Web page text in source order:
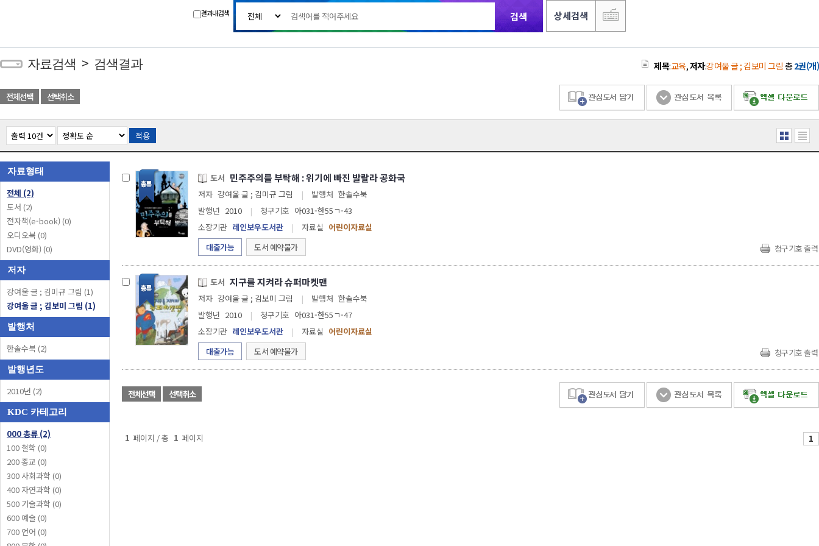
결과내 검색 상세검색
자료검색 > 검색결과
전체선택 선택취소
제목:교육,저자:강여울 글 ; 김보미 그림 총2권(개)
적용
자료형태
전체 (2)
도서 (2)
전자책(e-book) (0)
오디오북 (0)
DVD(영화) (0)
저자
강여울 글 ; 김미규 그림 (1)
강여울 글 ; 김보미 그림 (1)
발행처
한솔수북 (2)
발행년도
2010년 (2)
KDC 카테고리
000 총류 (2)
100 철학 (0)
200 종교 (0)
300 사회과학 (0)
400 자연과학 (0)
500 기술과학 (0)
600 예술 (0)
700 언어 (0)
도서 민주주의를 부탁해 : 위기에 빠진 발랄라 공화국
저자 강여울 글 ; 김미규 그림 | 발행처 한솔수북
발행년 2010 | 청구기호 아031-한55ㄱ-43
소장기관 레인보우도서관 | 자료실 어린이자료실
대출가능
도서 예약불가 청구기호 출력
도서 지구를 지켜라 슈퍼마켓맨
저자 강여울 글 ; 김보미 그림 | 발행처 한솔수북
발행년 2010 | 청구기호 아031-한55ㄱ-47
소장기관 레인보우도서관 | 자료실 어린이자료실
대출가능
도서 예약불가 청구기호 출력
전체선택 선택취소
1 페이지 / 총 1 페이지 1